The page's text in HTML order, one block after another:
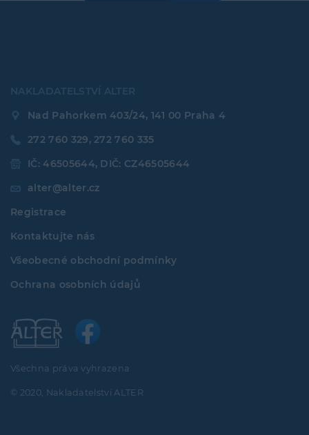
NAKLADATELSTVÍ ALTER
Nad Pahorkem 403/24, 141 00 Praha 4
272 760 329, 272 760 335
IČ: 46505644, DIČ: CZ46505644
alter@alter.cz
Registrace
Kontaktujte nás
Všeobecné obchodní podmínky
Ochrana osobních údajů
Všechna práva vyhrazena
© 2020, Nakladatelství ALTER